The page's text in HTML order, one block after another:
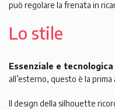
può regolare la frenata in
Lo stile
Essenziale e
all’esterno, questo è la
Il design della silhouette